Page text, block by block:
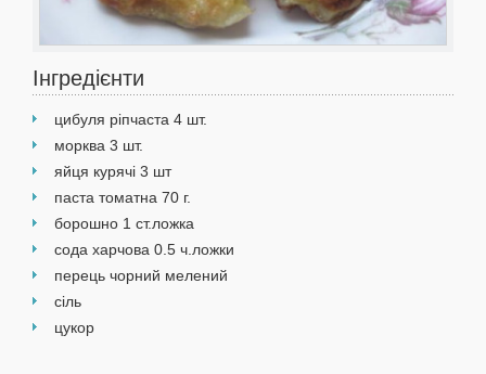
Інгредієнти
цибуля ріпчаста 4 шт.
морква 3 шт.
яйця курячі 3 шт
паста томатна 70 г.
борошно 1 ст.ложка
сода харчова 0.5 ч.ложки
перець чорний мелений
сіль
цукор